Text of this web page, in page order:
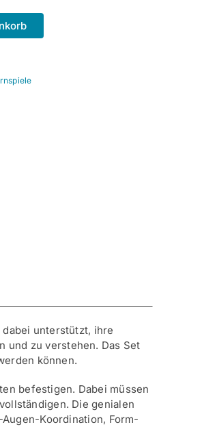
unterstützt, ihre
und zu verstehen. Das Set
können.
befestigen. Dabei müssen
Die genialen
Koordination, Form-